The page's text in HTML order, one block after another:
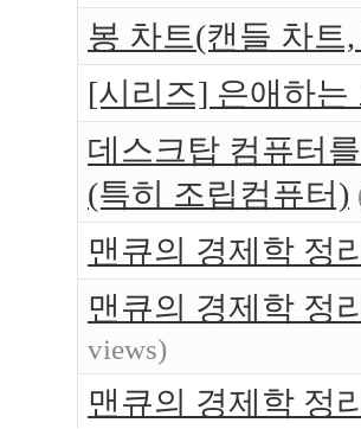
봉 차트(캔들 차트
[시리즈] 은애하는
데스크탑 컴퓨터
(특히 조립컴퓨터)
맨큐의 경제학 정
맨큐의 경제학 정
views)
맨큐의 경제학 정